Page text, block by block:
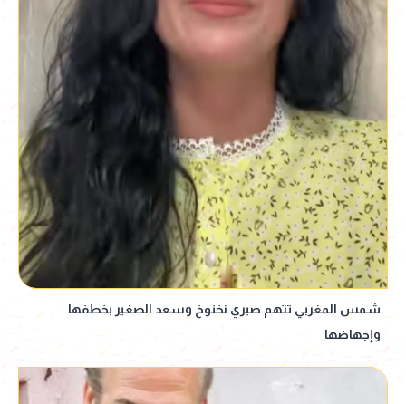
شمس المغربي تتهم صبري نخنوخ وسعد الصغير بخطفها
وإجهاضها